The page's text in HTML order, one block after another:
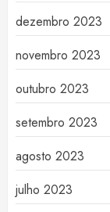
dezembro 2023
novembro 2023
outubro 2023
setembro 2023
agosto 2023
julho 2023